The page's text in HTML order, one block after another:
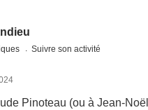
Suivre son activité
Pinoteau (ou à Jean-